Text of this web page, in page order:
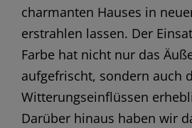
charmanten Hauses in
erstrahlen lassen. Der
Farbe hat nicht nur das
aufgefrischt, sondern auch
Witterungseinflüssen
Darüber hinaus haben wir